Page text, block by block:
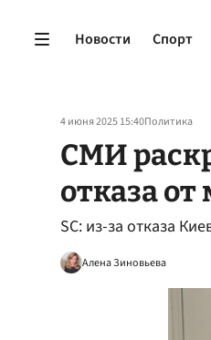
Новости Спорт
4 июня 2025 15:40Политика
СМИ
отказа
SC: из-за отказа
Алена Зиновьева